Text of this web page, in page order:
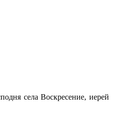
села Воскресение, иерей